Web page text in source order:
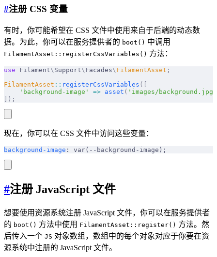
#注册 CSS 变量
有时，你可能希望在 CSS 文件中使用来自于后端的动态数
据。为此，你可以在服务提供者的 boot() 中调用
FilamentAsset::registerCssVariables() 方法：
use Filament\ Support\ Facades\ FilamentAsset ;
FilamentAsset :: registerCssVariables ([
    'background-image'
=> asset ( 'images/background.jpg'
]);
现在，你可以在 CSS 文件中访问这些变量：
background-image : var(--background-image);
#注册 JavaScript 文件
想要使用资源系统注册 JavaScript 文件，你可以在服务提供者
的 boot() 方法中使用 FilamentAsset::register() 方法。然
后传入一个 JS 对象数组，数组中的每个对象对应于你要在资
源系统中注册的 JavaScript 文件。